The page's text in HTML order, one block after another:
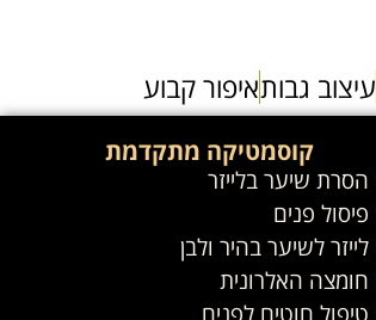
עיצוב גבותאיפור קבוע
קוסמטיקה מתקדמת
הסרת שיער בלייזר
פיסול פנים
לייזר לשיער בהיר ולבן
חומצה האלרונית
טיפול חוטים לפנים